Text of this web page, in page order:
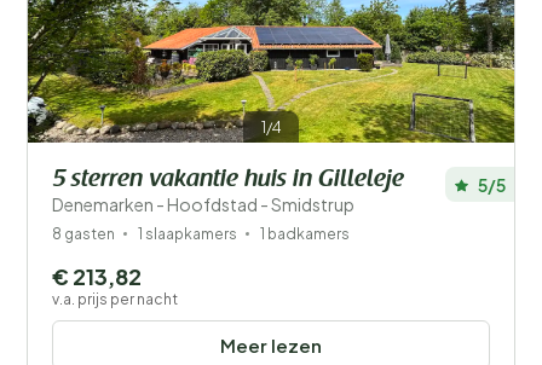
1/4
5 sterren vakantie huis in Gilleleje
Denemarken - Hoofdstad - Smidstrup
5/5
8 gasten 1 slaapkamers 1 badkamers
Meer lezen
€ 213,82
v.a. prijs per nacht